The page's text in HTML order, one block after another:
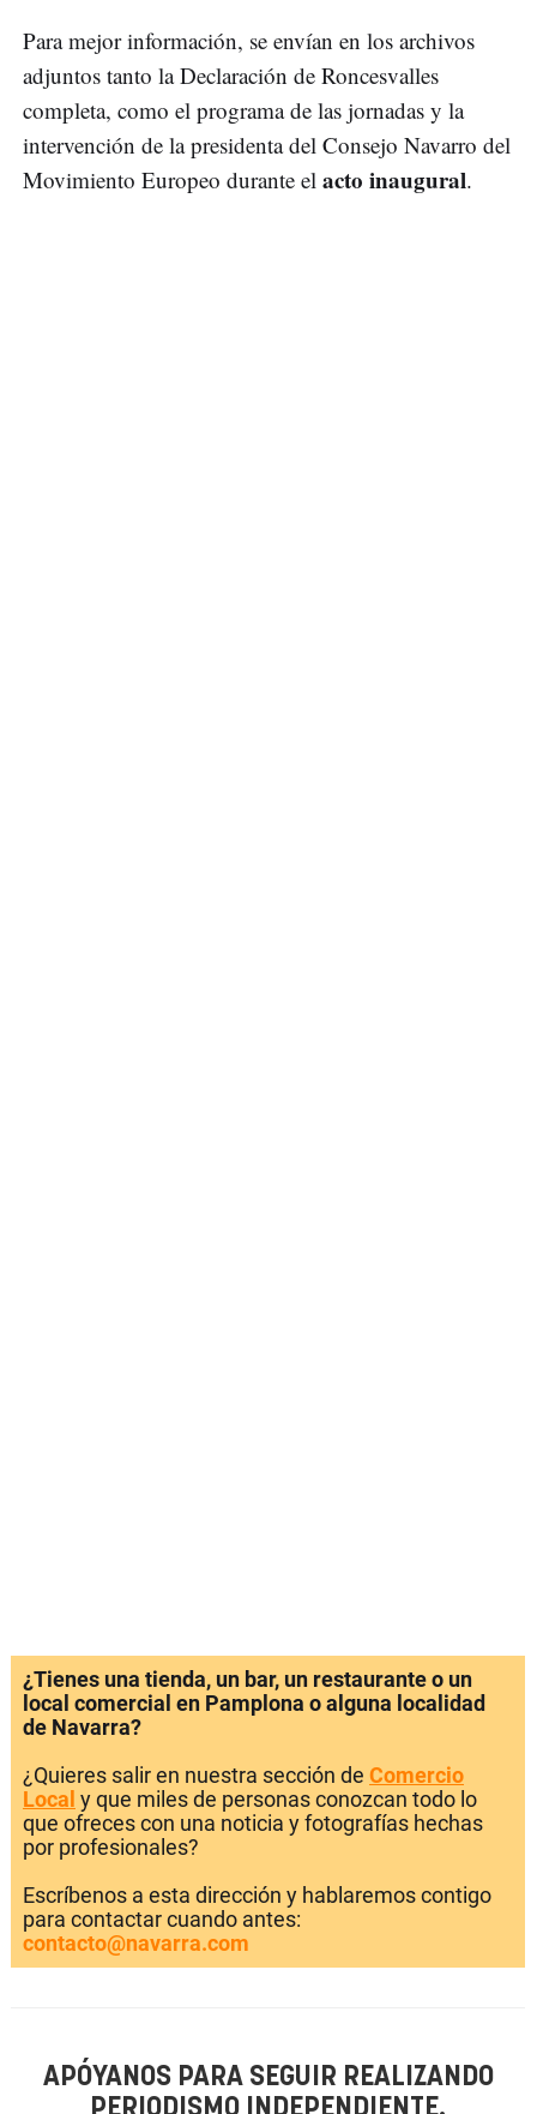
Para mejor información, se envían en los archivos
adjuntos tanto la Declaración de Roncesvalles
completa, como el programa de las jornadas y la
intervención de la presidenta del Consejo Navarro del
Movimiento Europeo durante el acto inaugural.
¿Tienes una tienda, un bar, un restaurante o un
local comercial en Pamplona o alguna localidad
de Navarra?
¿Quieres salir en nuestra sección de Comercio
Local y que miles de personas conozcan todo lo
que ofreces con una noticia y fotografías hechas
por profesionales?
Escríbenos a esta dirección y hablaremos contigo
para contactar cuando antes:
contacto@navarra.com
APÓYANOS PARA SEGUIR REALIZANDO
PERIODISMO INDEPENDIENTE.